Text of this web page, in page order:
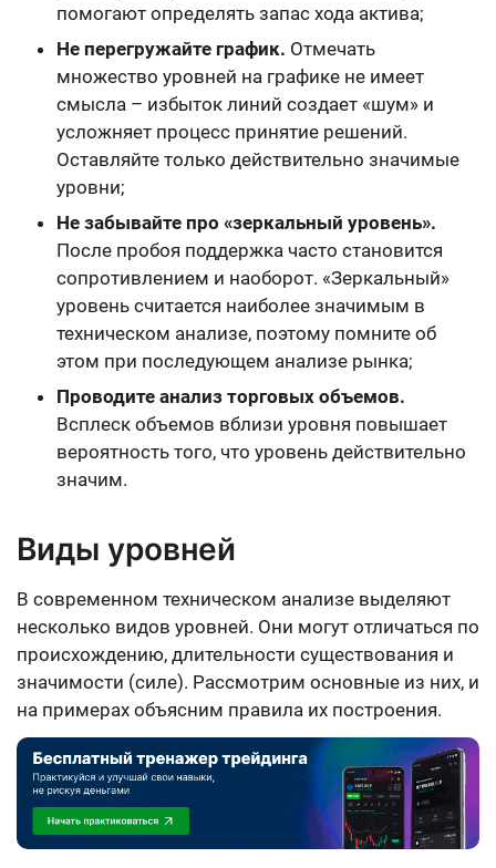
помогают определять запас хода актива;
Не перегружайте график. Отмечать
множество уровней на графике не имеет
смысла – избыток линий создает «шум» и
усложняет процесс принятие решений.
Оставляйте только действительно значимые
уровни;
Не забывайте про «зеркальный уровень».
После пробоя поддержка часто становится
сопротивлением и наоборот. «Зеркальный»
уровень считается наиболее значимым в
техническом анализе, поэтому помните об
этом при последующем анализе рынка;
Проводите анализ торговых объемов.
Всплеск объемов вблизи уровня повышает
вероятность того, что уровень действительно
значим.
Виды уровней
В современном техническом анализе выделяют
несколько видов уровней. Они могут отличаться по
происхождению, длительности существования и
значимости (силе). Рассмотрим основные из них, и
на примерах объясним правила их построения.